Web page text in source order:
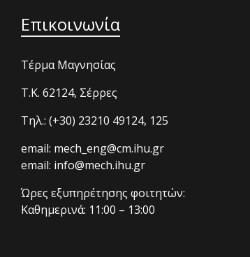
Επικοινωνία
Τέρμα Μαγνησίας
T.K. 62124, Σέρρες
Τηλ.: (+30) 23210 49124, 125
email: mech_eng@cm.ihu.gr
email: info@mech.ihu.gr
Ώρες εξυπηρέτησης φοιτητών:
Καθημερινά: 11:00 – 13:00